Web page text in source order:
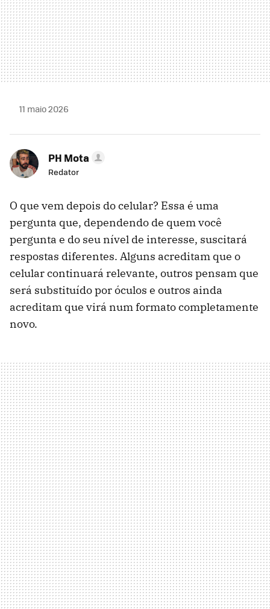
11 maio 2026
PH Mota
Redator
O que vem depois do celular? Essa é uma
pergunta que, dependendo de quem você
pergunta e do seu nível de interesse, suscitará
respostas diferentes. Alguns acreditam que o
celular continuará relevante, outros pensam que
será substituído por óculos e outros ainda
acreditam que virá num formato completamente
novo.